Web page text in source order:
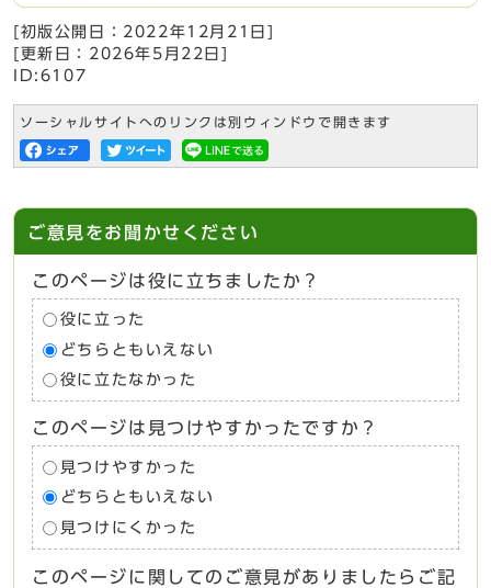
[初版公開日： 2022年12月21日
[更新日： 2026年5月22日
ID:6107
ソーシャルサイトへのリンクは別ウィンドウで開きます
ご意見をお聞かせください
このページは役に立ちましたか？
役に立った
どちらともいえない
役に立たなかった
このページは見つけやすかったですか？
見つけやすかった
どちらともいえない
見つけにくかった
このページに関してのご意見がありましたらご記